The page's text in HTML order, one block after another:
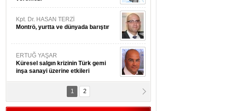
Kpt. Dr. HASAN TERZİ
Montrö, yurtta ve dünyada barıştır
ERTUĞ YAŞAR
Küresel salgın krizinin Türk gemi
inşa sanayi üzerine etkileri
Kpt. MESUT AZMİ GÖKSOY
ithafen...
1 2